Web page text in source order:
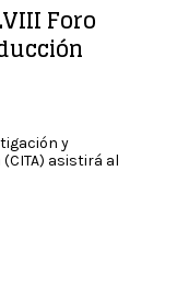
Foro
y
asistirá al